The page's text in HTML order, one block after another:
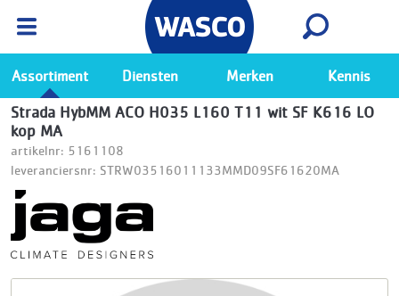
Ga naar de Wasco app
Bekijk
Assortiment Diensten Merken Kennis
Strada HybMM ACO H035 L160 T11 wit SF K616 LO
kop MA
artikelnr: 5161108
leveranciersnr: STRW03516011133MMD09SF61620MA